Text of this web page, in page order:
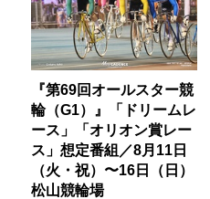
『第69回オールスター競
輪（G1）』「ドリームレ
ース」「オリオン賞レー
ス」想定番組／8月11日
（火・祝）〜16日（日）
松山競輪場